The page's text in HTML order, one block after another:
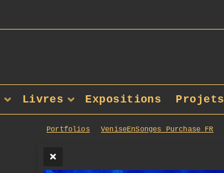
Portfolios VeniseEnSonges_Purchase_FR
Livres Expositions Projets